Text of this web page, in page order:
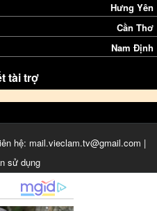
Hưng Yên
Cần Thơ
Nam Định
tài trợ
hệ: mail.vieclam.tv@gmail.com |
sử dụng